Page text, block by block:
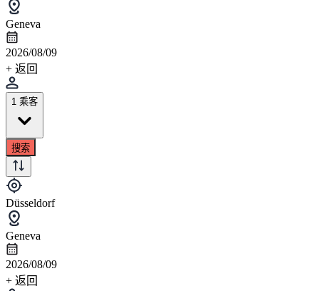
Geneva
2026/08/09
+ 返回
1 乘客
搜索
Düsseldorf
Geneva
2026/08/09
+ 返回